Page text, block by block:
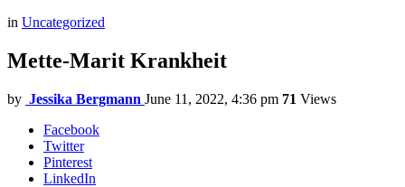
in Uncategorized
Mette-Marit Krankheit
by Jessika Bergmann June 11, 2022, 4:36 pm 71 Views
Facebook
Twitter
Pinterest
LinkedIn